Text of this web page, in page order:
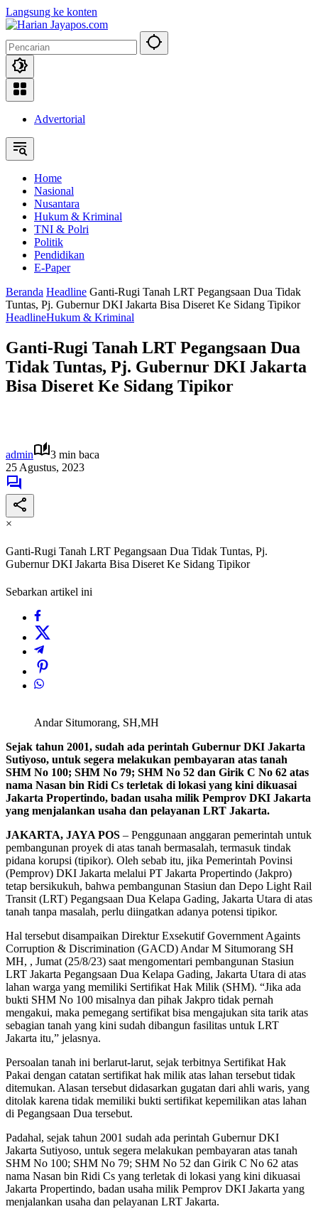
Langsung ke konten
Advertorial
Home
Nasional
Nusantara
Hukum & Kriminal
TNI & Polri
Politik
Pendidikan
E-Paper
Beranda Headline Ganti-Rugi Tanah LRT Pegangsaan Dua Tidak
Tuntas, Pj. Gubernur DKI Jakarta Bisa Diseret Ke Sidang Tipikor
HeadlineHukum & Kriminal
Ganti-Rugi Tanah LRT Pegangsaan Dua
Tidak Tuntas, Pj. Gubernur DKI Jakarta
Bisa Diseret Ke Sidang Tipikor
admin
3 min baca
25 Agustus, 2023
×
Ganti-Rugi Tanah LRT Pegangsaan Dua Tidak Tuntas, Pj.
Gubernur DKI Jakarta Bisa Diseret Ke Sidang Tipikor
Sebarkan artikel ini
Andar Situmorang, SH,MH
Sejak tahun 2001, sudah ada perintah Gubernur DKI Jakarta
Sutiyoso, untuk segera melakukan pembayaran atas tanah
SHM No 100; SHM No 79; SHM No 52 dan Girik C No 62 atas
nama Nasan bin Ridi Cs terletak di lokasi yang kini dikuasai
Jakarta Propertindo, badan usaha milik Pemprov DKI Jakarta
yang menjalankan usaha dan pelayanan LRT Jakarta.
JAKARTA, JAYA POS – Penggunaan anggaran pemerintah untuk
pembangunan proyek di atas tanah bermasalah, termasuk tindak
pidana korupsi (tipikor). Oleh sebab itu, jika Pemerintah Povinsi
(Pemprov) DKI Jakarta melalui PT Jakarta Propertindo (Jakpro)
tetap bersikukuh, bahwa pembangunan Stasiun dan Depo Light Rail
Transit (LRT) Pegangsaan Dua Kelapa Gading, Jakarta Utara di atas
tanah tanpa masalah, perlu diingatkan adanya potensi tipikor.
Hal tersebut disampaikan Direktur Exsekutif Government Againts
Corruption & Discrimination (GACD) Andar M Situmorang SH
MH, , Jumat (25/8/23) saat mengomentari pembangunan Stasiun
LRT Jakarta Pegangsaan Dua Kelapa Gading, Jakarta Utara di atas
lahan warga yang memiliki Sertifikat Hak Milik (SHM). “Jika ada
bukti SHM No 100 misalnya dan pihak Jakpro tidak pernah
mengakui, maka pemegang sertifikat bisa mengajukan sita tarik atas
sebagian tanah yang kini sudah dibangun fasilitas untuk LRT
Jakarta itu,” jelasnya.
Persoalan tanah ini berlarut-larut, sejak terbitnya Sertifikat Hak
Pakai dengan catatan sertifikat hak milik atas lahan tersebut tidak
ditemukan. Alasan tersebut didasarkan gugatan dari ahli waris, yang
ditolak karena tidak memiliki bukti sertifikat kepemilikan atas lahan
di Pegangsaan Dua tersebut.
Padahal, sejak tahun 2001 sudah ada perintah Gubernur DKI
Jakarta Sutiyoso, untuk segera melakukan pembayaran atas tanah
SHM No 100; SHM No 79; SHM No 52 dan Girik C No 62 atas
nama Nasan bin Ridi Cs yang terletak di lokasi yang kini dikuasai
Jakarta Propertindo, badan usaha milik Pemprov DKI Jakarta yang
menjalankan usaha dan pelayanan LRT Jakarta.